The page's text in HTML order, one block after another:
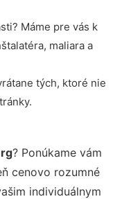
Máme pre vás k
maliara a
tých, ktoré nie
? Ponúkame vám
cenovo rozumné
individuálnym